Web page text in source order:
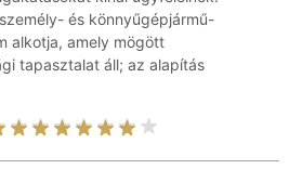
és könnyűgépjármű-
alkotja, amely mögött
tapasztalat áll; az alapítás